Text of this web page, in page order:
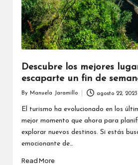
Descubre los mejores
escaparte un fin de
Posted
By Manuela Jaramillo agosto 22, 2023
El turismo ha evolucionado en los
mejor momento que ahora para
explorar nuevos destinos. Si estás
emocionante de…
Read More